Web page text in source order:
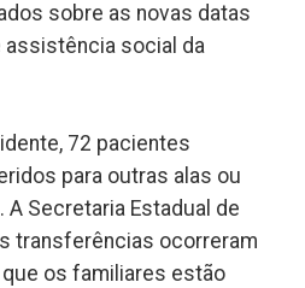
sobre as novas datas
assistência social da
72 pacientes
para outras alas ou
Secretaria Estadual de
transferências ocorreram
os familiares estão